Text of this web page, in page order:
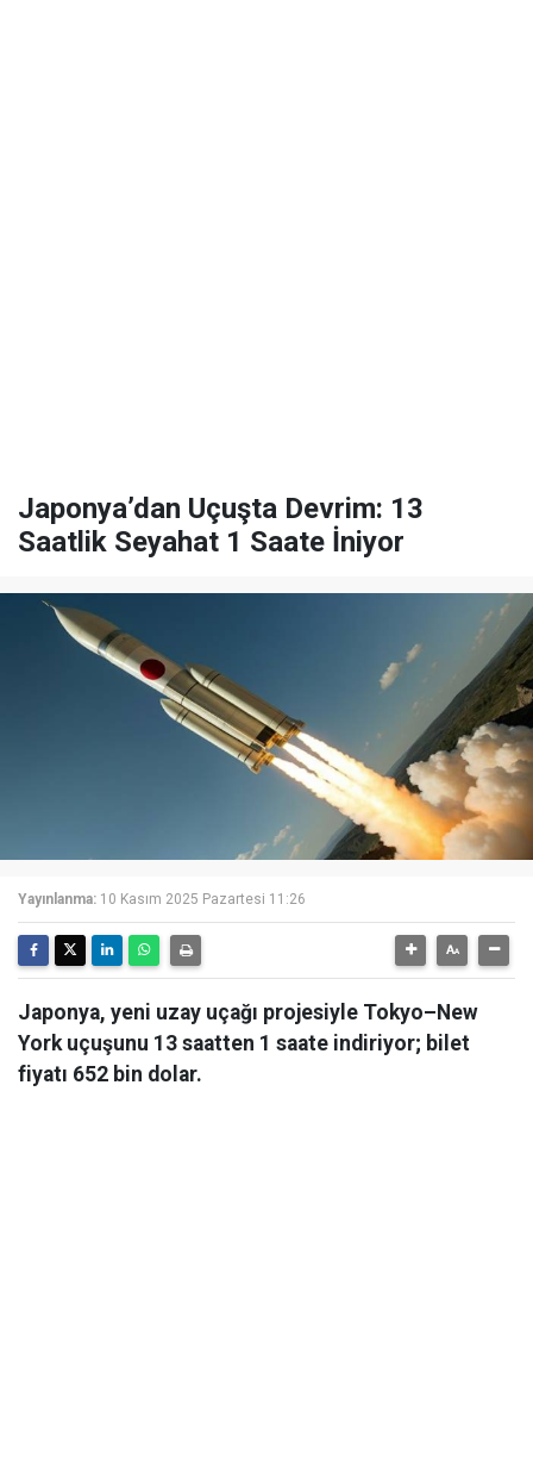
Japonya’dan Uçuşta Devrim: 13
Saatlik Seyahat 1 Saate İniyor
Yayınlanma: 10 Kasım 2025 Pazartesi 11:26
Japonya, yeni uzay uçağı projesiyle Tokyo–New
York uçuşunu 13 saatten 1 saate indiriyor; bilet
fiyatı 652 bin dolar.